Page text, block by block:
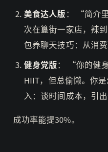
美食达人版 ： “简介
次在簋街一家店，辣
包养聊天技巧：从消费
健身党版： “你的健
HIIT，但总偷懒。你
入：谈时间成本，引出
成功率能提30%。